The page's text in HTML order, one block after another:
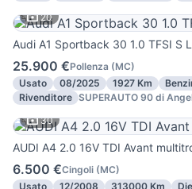
20
Audi A1 Sportback 30 1.0 TFSI S
25.900 €Pollenza (MC)
Usato
08/2025 1927 Km
Rivenditore SUPERAUTO 90 di
30
AUDI A4 2.0 16V TDI Avant
6.500 €Cingoli (MC)
Usato
12/2008 313000 Km